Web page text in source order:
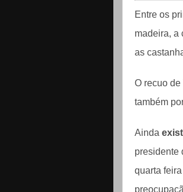
Entre os
madeira, a
as
O recuo
também
Ainda
presidente
quarta